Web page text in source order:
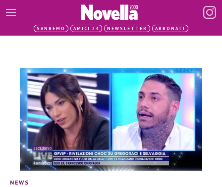
SANREMO AMICI 24 NEWSLETTER ABBONATI
NEWS